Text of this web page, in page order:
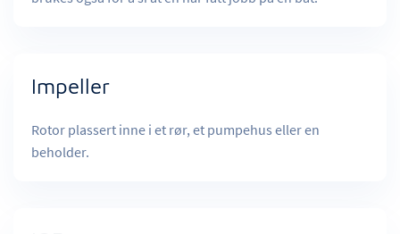
Impeller
Rotor plassert inne i et rør, et pumpehus eller en
beholder.